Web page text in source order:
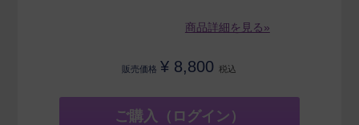
商品詳細を見る»
販売価格 ¥ 8,800 税込
ご購入（ログイン）